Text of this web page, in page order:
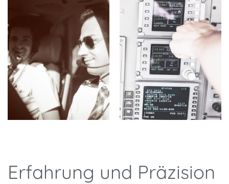
Erfahrung und Präzision